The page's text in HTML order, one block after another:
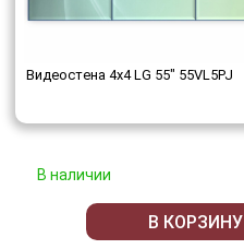
Видеостена 4x4 LG 55" 55VL5PJ
В наличии
В КОРЗИНУ